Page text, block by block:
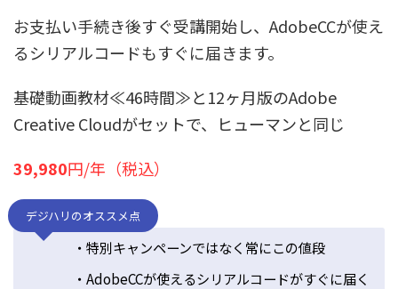
お支払い手続き後すぐ受講開始し、AdobeCCが使え
るシリアルコードもすぐに届きます。
基礎動画教材≪46時間≫と12ヶ月版のAdobe
Creative Cloudがセットで、ヒューマンと同じ
39,980円/年（税込）
デジハリのオススメ点
・特別キャンペーンではなく常にこの値段
・AdobeCCが使えるシリアルコードがすぐに届く